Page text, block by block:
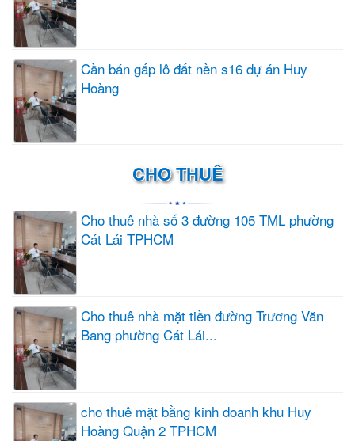
Cần bán gấp lô đất nền s16 dự án Huy
Hoàng
CHO THUÊ
Cho thuê nhà số 3 đường 105 TML phường
Cát Lái TPHCM
Cho thuê nhà mặt tiền đường Trương Văn
Bang phường Cát Lái...
cho thuê mặt bằng kinh doanh khu Huy
Hoàng Quận 2 TPHCM